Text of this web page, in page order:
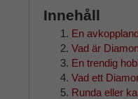
Innehåll
En
Vad är
En trendig
Vad ett
Runda eller